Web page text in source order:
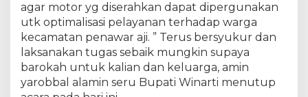
agar motor yg diserahkan dapat dipergunakan
utk optimalisasi pelayanan terhadap warga
kecamatan penawar aji. ” Terus bersyukur dan
laksanakan tugas sebaik mungkin supaya
barokah untuk kalian dan keluarga, amin
yarobbal alamin seru Bupati Winarti menutup